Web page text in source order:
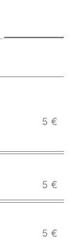
5 €
5 €
5 €